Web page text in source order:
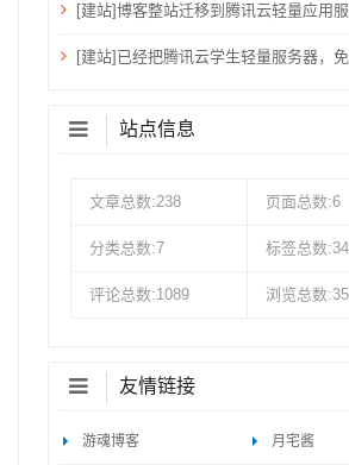
[建站]博客整站迁移到腾讯云轻量应用
站点信息
文章总数:238 页面总数:6
分类总数:7 标签总数
评论总数:1089 浏览总数
友情链接
游魂博客 月宅酱